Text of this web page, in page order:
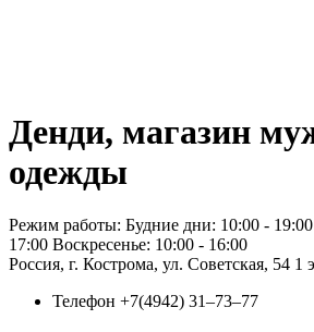
Денди, магазин
одежды
Режим работы: Будние дни: 10:00 -
17:00 Воскресенье: 10:00 - 16:00
Россия, г. Кострома, ул. Советская, 54 1
Телефон +7(4942) 31‒73‒77